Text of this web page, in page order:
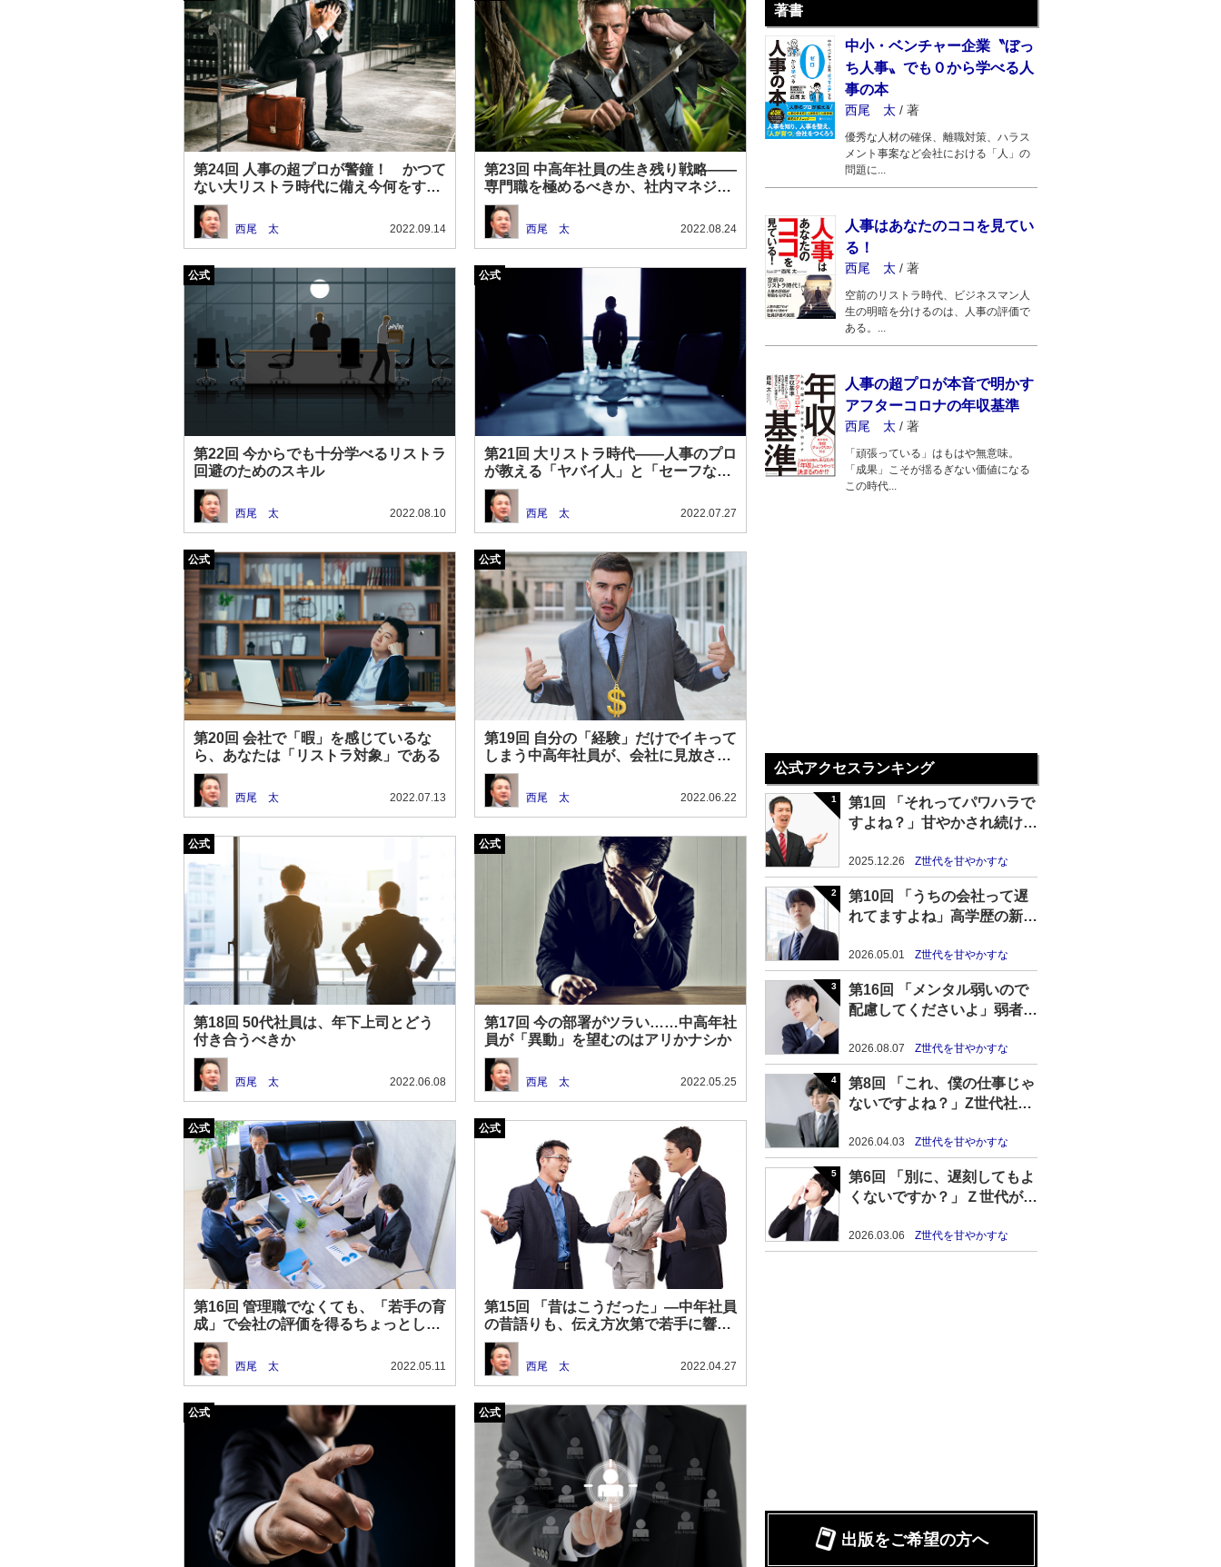
第24回 人事の超プロが警鐘！ かつて
ない大リストラ時代に備え今何をすべ
きか
西尾 太 2022.09.14
第23回 中高年社員の生き残り戦略――
専門職を極めるべきか、社内マネジメ
ントに関わるべきか
西尾 太 2022.08.24
第22回 今からでも十分学べるリストラ
回避のためのスキル
西尾 太 2022.08.10
第21回 大リストラ時代――人事のプロ
が教える「ヤバイ人」と「セーフな
人」の差
西尾 太 2022.07.27
第20回 会社で「暇」を感じているな
ら、あなたは「リストラ対象」である
西尾 太 2022.07.13
第19回 自分の「経験」だけでイキって
しまう中高年社員が、会社に見放され
る理由
西尾 太 2022.06.22
第18回 50代社員は、年下上司とどう
付き合うべきか
西尾 太 2022.06.08
第17回 今の部署がツラい……中高年社
員が「異動」を望むのはアリかナシか
西尾 太 2022.05.25
第16回 管理職でなくても、「若手の育
成」で会社の評価を得るちょっとした
コツ
西尾 太 2022.05.11
第15回 「昔はこうだった」―中年社員
の昔語りも、伝え方次第で若手に響
く？
西尾 太 2022.04.27
著書
中小・ベンチャー企業〝ぼっ
ち人事〟でも０から学べる人
事の本
西尾 太 / 著
優秀な人材の確保、離職対策、ハラス
メント事案など会社における「人」の
問題に...
人事はあなたのココを見てい
る！
西尾 太 / 著
空前のリストラ時代、ビジネスマン人
生の明暗を分けるのは、人事の評価で
ある。...
人事の超プロが本音で明かす
アフターコロナの年収基準
西尾 太 / 著
「頑張っている」はもはや無意味。
「成果」こそが揺るぎない価値になる
この時代...
公式アクセスランキング
第1回 「それってパワハラで
すよね？」甘やかされ続けた
2025.12.26 Z世代を甘やかすな
第10回 「うちの会社って遅
れてますよね」高学歴の新卒
が進む理由
2026.05.01 Z世代を甘やかすな
第16回 「メンタル弱いので
配慮してくださいよ」弱者性
てられつつある現状
2026.08.07 Z世代を甘やかすな
第8回 「これ、僕の仕事じゃ
ないですよね？」Z世代社員
果……
2026.04.03 Z世代を甘やかすな
第6回 「別に、遅刻してもよ
くないですか？」Ｚ世代が毎
2026.03.06 Z世代を甘やかすな
出版をご希望の方へ